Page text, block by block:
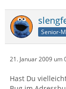
Senior-
21. Januar 2009 um
Hast Du